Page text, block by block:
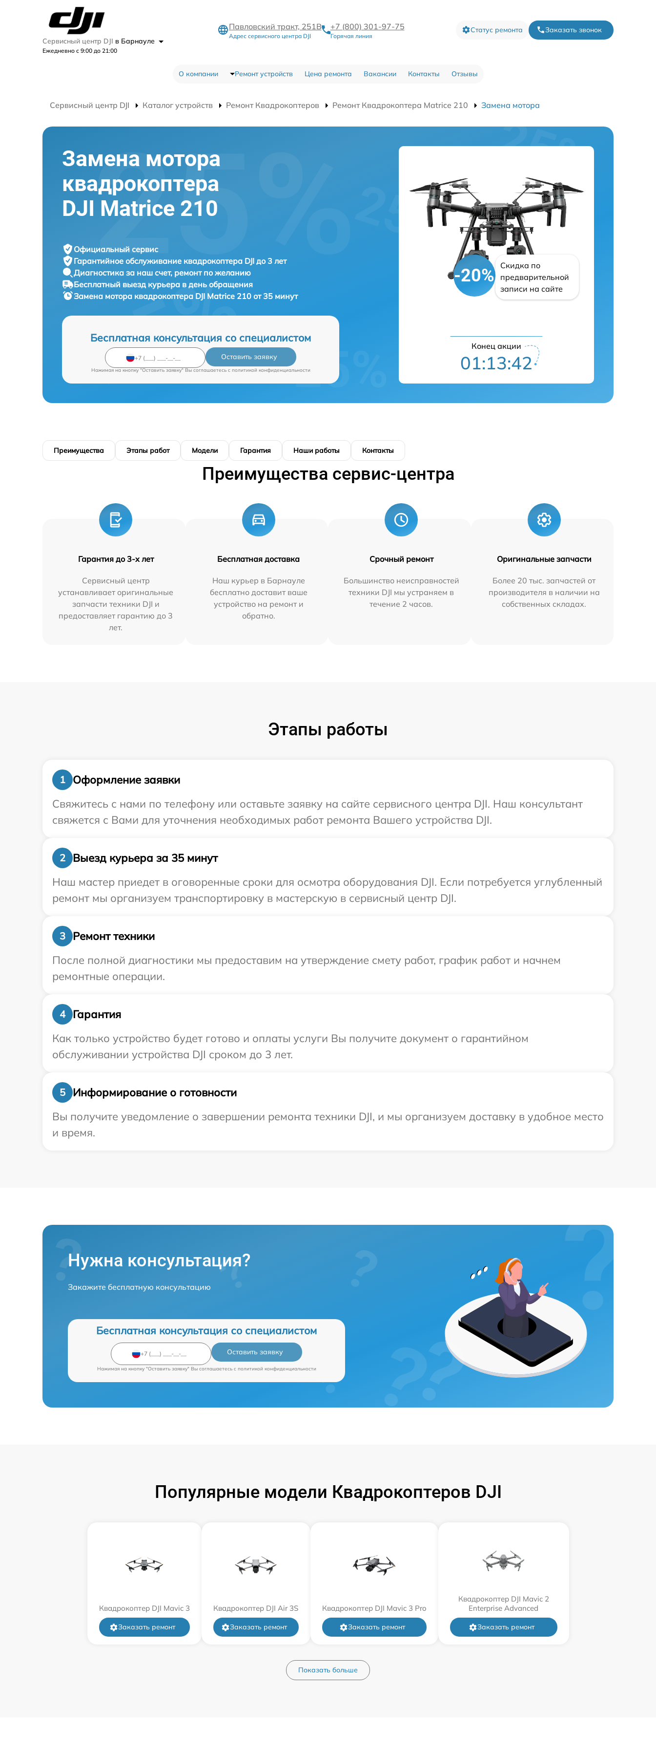
Сервисный центр DJI в Барнауле
Ежедневно с 9:00 до 21:00
Павловский тракт, 251В
Адрес сервисного центра DJI
+7 (800) 301-97-75
Горячая линия
Статус ремонта Заказать звонок
О компании Ремонт устройств Цена ремонта Вакансии Контакты Отзывы
Сервисный центр DJI Каталог устройств Ремонт Квадрокоптеров Ремонт Квадрокоптера Matrice 210 Замена мотора
Замена мотора
квадрокоптера
DJI Matrice 210
Официальный сервис
Гарантийное обслуживание квадрокоптера DJI до 3 лет
Диагностика за наш счет, ремонт по желанию
Бесплатный выезд курьера в день обращения
Замена мотора квадрокоптера DJI Matrice 210 от 35 минут
Бесплатная консультация со специалистом
Оставить заявку
Нажимая на кнопку "Оставить заявку" Вы соглашаетесь c политикой конфиденциальности
-20%
Скидка по
предварительной
записи на сайте
Конец акции
01:13:41
Преимущества Этапы работ Модели Гарантия Наши работы Контакты
Преимущества сервис-центра
Гарантия до 3-х лет
Сервисный центр
устанавливает оригинальные
запчасти техники DJI и
предоставляет гарантию до 3
лет.
Бесплатная доставка
Наш курьер в Барнауле
бесплатно доставит ваше
устройство на ремонт и
обратно.
Срочный ремонт
Большинство неисправностей
техники DJI мы устраняем в
течение 2 часов.
Оригинальные запчасти
Более 20 тыс. запчастей от
производителя в наличии на
собственных складах.
Этапы работы
1
Оформление заявки
Свяжитесь с нами по телефону или оставьте заявку на сайте сервисного центра DJI. Наш консультант
свяжется с Вами для уточнения необходимых работ ремонта Вашего устройства DJI.
2
Выезд курьера за 35 минут
Наш мастер приедет в оговоренные сроки для осмотра оборудования DJI. Если потребуется углубленный
ремонт мы организуем транспортировку в мастерскую в сервисный центр DJI.
3
Ремонт техники
После полной диагностики мы предоставим на утверждение смету работ, график работ и начнем
ремонтные операции.
4
Гарантия
Как только устройство будет готово и оплаты услуги Вы получите документ о гарантийном
обслуживании устройства DJI сроком до 3 лет.
5
Информирование о готовности
Вы получите уведомление о завершении ремонта техники DJI, и мы организуем доставку в удобное место
и время.
Нужна консультация?
Закажите бесплатную консультацию
Бесплатная консультация со специалистом
Оставить заявку
Нажимая на кнопку "Оставить заявку" Вы соглашаетесь c политикой конфиденциальности
Популярные модели Квадрокоптеров DJI
Квадрокоптер DJI Mavic 3
Заказать ремонт
Квадрокоптер DJI Air 3S
Заказать ремонт
Квадрокоптер DJI Mavic 3 Pro
Заказать ремонт
Квадрокоптер DJI Mavic 2
Enterprise Advanced
Заказать ремонт
Показать больше